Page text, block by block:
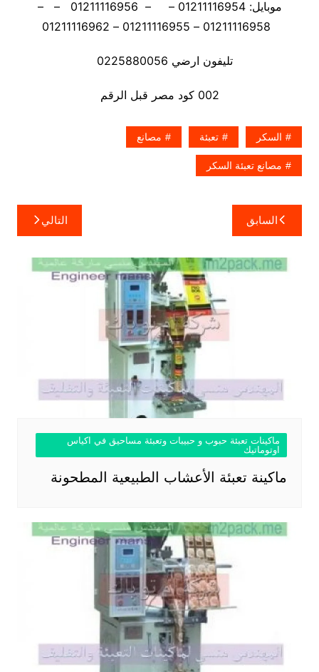
موبايل: 01211116954 – – 01211116956 – –
تليفون ارضي 0225880056
002 كود مصر قبل الرقم
السكر تعبئة مصانع
مصانع تعبئة السكر
تصفّح
المقالات
السابق التالي
ماكينات تعبئة حبوب و حبيبات وتعبئة مساحيق في اكياس
اوتوماتيك
ماكينة تعبئة الأعشاب الطبيعية المطحونة